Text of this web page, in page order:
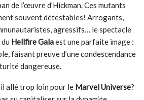
de l’œuvre d’Hickman. Ces mutants
souvent détestables! Arrogants,
agressifs… le spectacle
Hellfire Galaest une parfaite image :
faisant preuve d’une condescendance
dangereuse.
allé trop loin pour le Marvel Universe?